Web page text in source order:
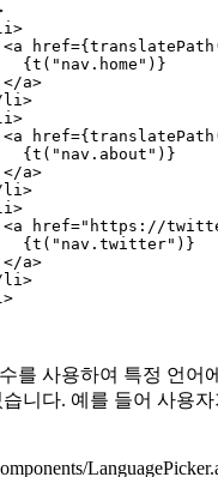
>
<a href={ translatePath
{ t ( " nav.home " ) }
</a>
li>
>
<a href={ translatePath
{ t ( " nav.about " ) }
</a>
li>
>
<a href=" https://
{ t ( " nav.twitter" ) }
</a>
li>
>
를 사용하여 특정 언어
니다. 예를 들어 사용